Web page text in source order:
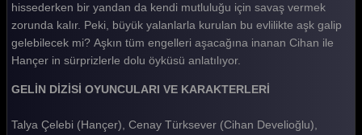
Gelin 420. Bölüm
Gelin 419. Bölüm
Gelin 418. Bölüm
Gelin 417. Bölüm
Gelin 416. Bölüm
hissederken bir yandan da kendi mutluluğu için savaş vermek
zorunda kalır. Peki, büyük yalanlarla kurulan bu evlilikte aşk galip
gelebilecek mi? Aşkın tüm engelleri aşacağına inanan Cihan ile
Hançer in sürprizlerle dolu öyküsü anlatılıyor.
GELİN DİZİSİ OYUNCULARI VE KARAKTERLERİ
Talya Çelebi (Hançer), Cenay Türksever (Cihan Develioğlu),